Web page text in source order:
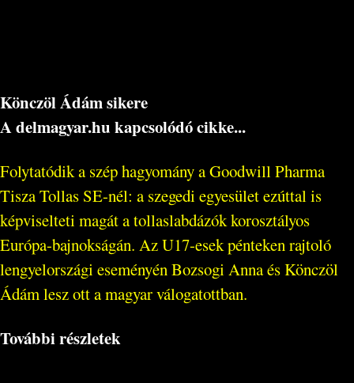
Könczöl Ádám sikere
A delmagyar.hu kapcsolódó cikke...
Folytatódik a szép hagyomány a Goodwill Pharma
Tisza Tollas SE-nél: a szegedi egyesület ezúttal is
képviselteti magát a tollaslabdázók korosztályos
Európa-bajnokságán. Az U17-esek pénteken rajtoló
lengyelországi eseményén Bozsogi Anna és Könczöl
Ádám lesz ott a magyar válogatottban.
További részletek